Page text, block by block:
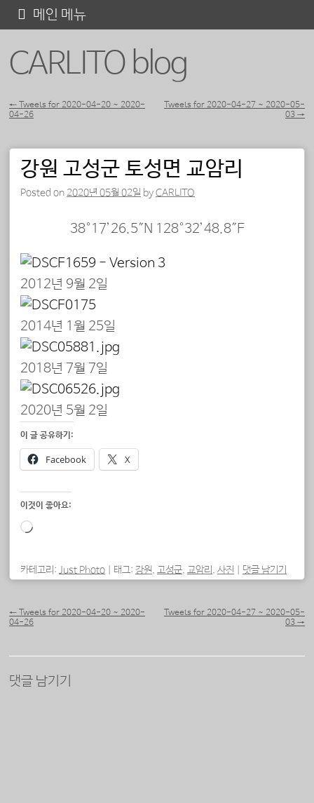
CARLITO blog
메인 메뉴
텐
포스트 내비게이션
← Tweets for 2020-04-20 ~ 2020-
04-26
Tweets for 2020-04-27 ~ 2020-05-
03 →
강원 고성군 토성면 교암리
Posted on 2020년 05월 02일 byCARLITO
38°17’26.5″N 128°32’48.8″E
2012년 9월 2일
2014년 1월 25일
2018년 7월 7일
2020년 5월 2일
이 글 공유하기:
Facebook X
이것이 좋아요:
로
중...
카테고리: Just Photo 태그: 강원, 고성군, 교암리 , 사진 댓글 남기기
← Tweets for 2020-04-20 ~ 2020-
04-26
Tweets for 2020-04-27 ~ 2020-05-
03 →
댓글 남기기